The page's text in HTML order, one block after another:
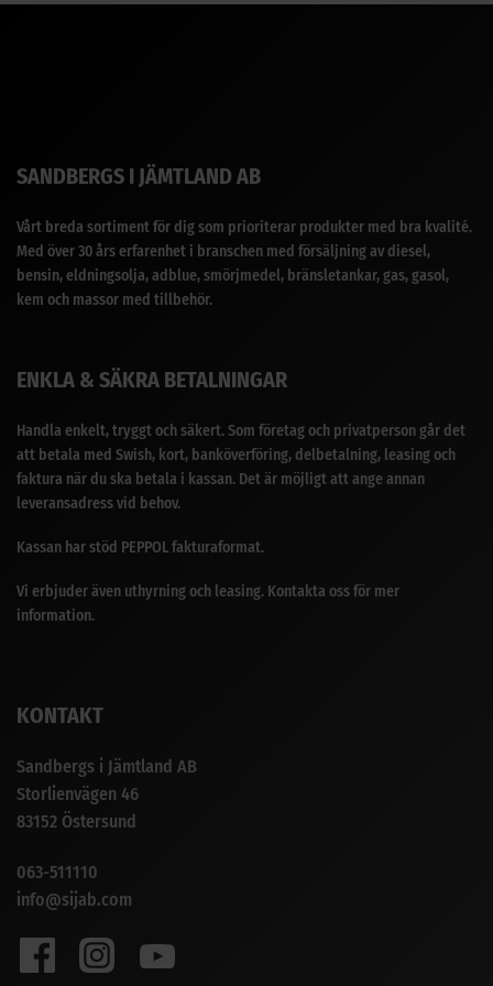
SANDBERGS I JÄMTLAND AB
Vårt breda sortiment för dig som prioriterar produkter med bra kvalité.
Med över 30 års erfarenhet i branschen med försäljning av diesel,
bensin, eldningsolja, adblue, smörjmedel, bränsletankar, gas, gasol,
kem och massor med tillbehör.
ENKLA & SÄKRA BETALNINGAR
Handla enkelt, tryggt och säkert. Som företag och privatperson går det
att betala med Swish, kort, banköverföring, delbetalning, leasing och
faktura när du ska betala i kassan. Det är möjligt att ange annan
leveransadress vid behov.
Kassan har stöd PEPPOL fakturaformat.
Vi erbjuder även uthyrning och leasing. Kontakta oss för mer
information.
KONTAKT
Sandbergs i Jämtland AB
Storlienvägen 46
83152 Östersund
063-511110
info@sijab.com